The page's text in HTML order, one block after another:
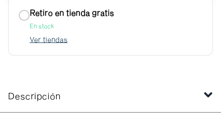
Retiro en tienda gratis
En stock
Ver tiendas
Descripción